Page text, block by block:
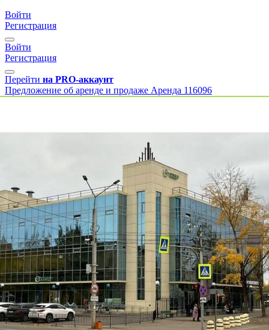
Войти
Регистрация
Войти
Регистрация
Перейти на PRO-аккаунт
Предложение об аренде и продаже Аренда 116096